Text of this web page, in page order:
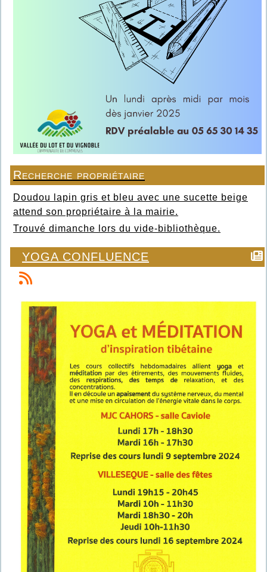
Recherche propriétaire
Doudou lapin gris et bleu avec une sucette beige
attend son propriétaire à la mairie.
Trouvé dimanche lors du vide-bibliothèque.
YOGA CONFLUENCE